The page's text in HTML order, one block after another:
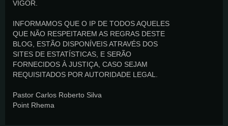
VIGOR.
INFORMAMOS QUE O IP DE TODOS AQUELES
QUE NÃO RESPEITAREM AS REGRAS DESTE
BLOG, ESTÃO DISPONÍVEIS ATRAVÉS DOS
SITES DE ESTATÍSTICAS, E SERÃO
FORNECIDOS À JUSTIÇA, CASO SEJAM
REQUISITADOS POR AUTORIDADE LEGAL.
Pastor Carlos Roberto Silva
Point Rhema